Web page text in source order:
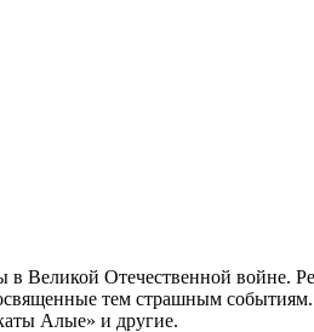
Отечественной войне.
тем страшным событиям.
Алые» и другие.